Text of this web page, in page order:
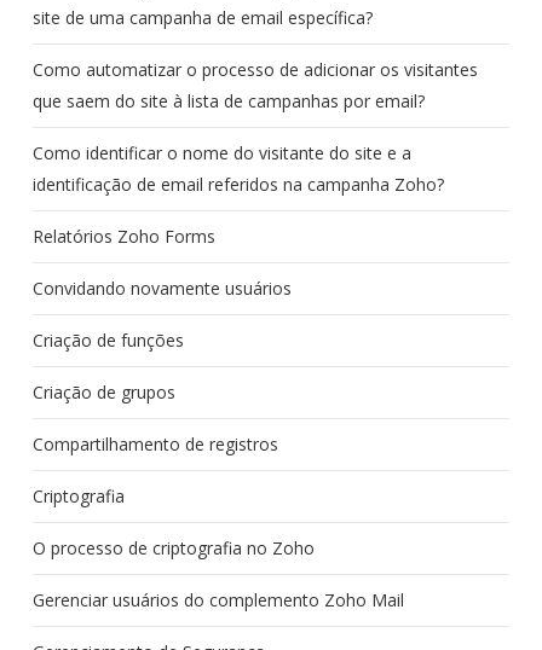
site de uma campanha de email específica?
Como automatizar o processo de adicionar os visitantes
que saem do site à lista de campanhas por email?
Como identificar o nome do visitante do site e a
identificação de email referidos na campanha Zoho?
Relatórios Zoho Forms
Convidando novamente usuários
Criação de funções
Criação de grupos
Compartilhamento de registros
Criptografia
O processo de criptografia no Zoho
Gerenciar usuários do complemento Zoho Mail